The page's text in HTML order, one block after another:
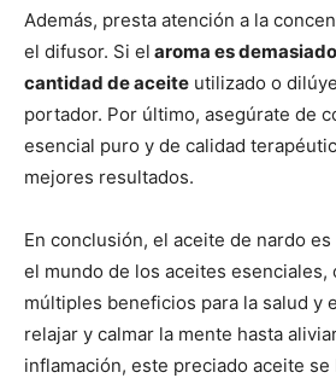
Además, presta atención a la
el difusor. Si el aroma es
cantidad de aceite utilizado o
portador. Por último, asegúrate de
esencial puro y de calidad
mejores resultados.
En conclusión, el aceite de nardo
el mundo de los aceites esenciales,
múltiples beneficios para la salud y
relajar y calmar la mente hasta
inflamación, este preciado aceite